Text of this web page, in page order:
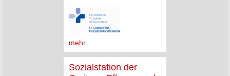
mehr
Sozialstation der